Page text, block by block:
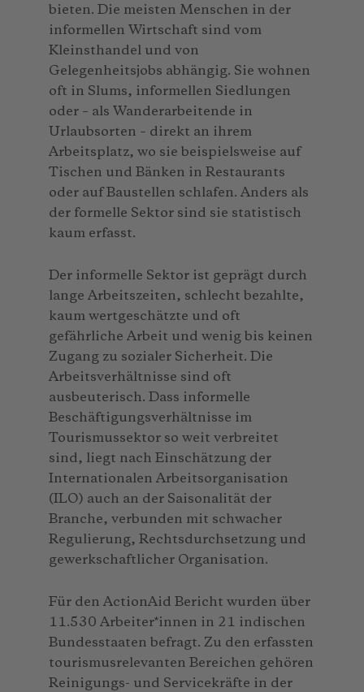
bieten. Die meisten Menschen in der
informellen Wirtschaft sind vom
Kleinsthandel und von
Gelegenheitsjobs abhängig. Sie wohnen
oft in Slums, informellen Siedlungen
oder – als Wanderarbeitende in
Urlaubsorten – direkt an ihrem
Arbeitsplatz, wo sie beispielsweise auf
Tischen und Bänken in Restaurants
oder auf Baustellen schlafen. Anders als
der formelle Sektor sind sie statistisch
kaum erfasst.
Der informelle Sektor ist geprägt durch
lange Arbeitszeiten, schlecht bezahlte,
kaum wertgeschätzte und oft
gefährliche Arbeit und wenig bis keinen
Zugang zu sozialer Sicherheit. Die
Arbeitsverhältnisse sind oft
ausbeuterisch. Dass informelle
Beschäftigungsverhältnisse im
Tourismussektor so weit verbreitet
sind, liegt nach Einschätzung der
Internationalen Arbeitsorganisation
(ILO) auch an der Saisonalität der
Branche, verbunden mit schwacher
Regulierung, Rechtsdurchsetzung und
gewerkschaftlicher Organisation.
Für den ActionAid Bericht wurden über
11.530 Arbeiter*innen in 21 indischen
Bundesstaaten befragt. Zu den erfassten
tourismusrelevanten Bereichen gehören
Reinigungs- und Servicekräfte in der